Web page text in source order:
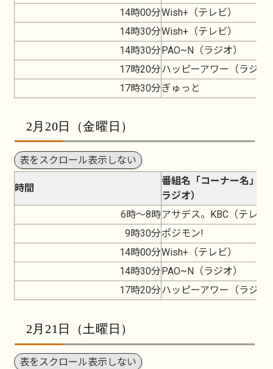
14時00分Wish+（テレビ）
14時30分Wish+（テレビ）
14時30分PAO~N（ラジオ）
17時20分ハッピーアワー（ラジオ
17時30分ぎゅっと
2月20日（金曜日）
表をスクロール表示しない
時間
番組名「コーナー名」（
ラジオ）
6時～8時アサデス。KBC（テレビ
9時30分ポジモン!
14時00分Wish+（テレビ）
14時30分PAO~N（ラジオ）
17時20分ハッピーアワー（ラジオ
2月21日（土曜日）
表をスクロール表示しない